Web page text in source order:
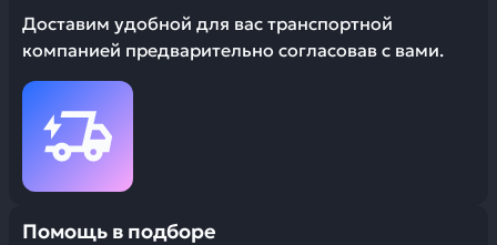
Доставим удобной для вас транспортной
компанией предварительно согласовав с вами.
Помощь в подборе